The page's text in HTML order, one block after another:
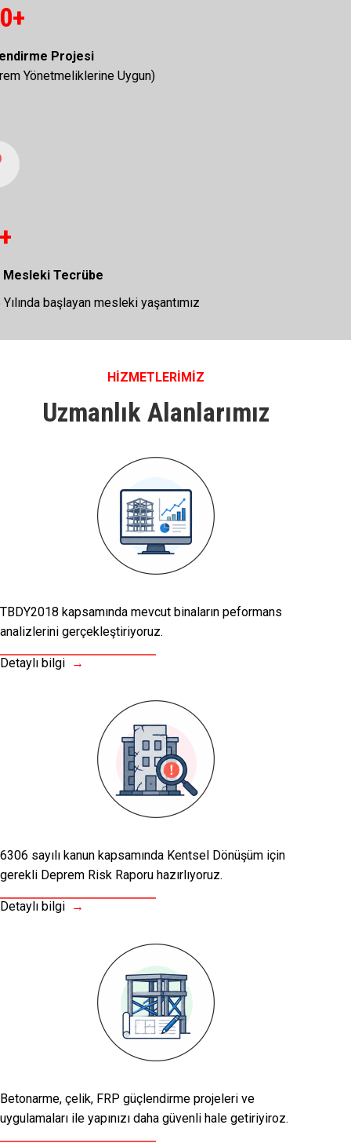
Projesi
Yönetmeliklerine Uygun)
Mesleki Tecrübe
başlayan mesleki yaşantımız
HİZMETLERİMİZ
Uzmanlık Alanlarımız
TBDY2018 kapsamında mevcut binaların peformans
analizlerini gerçekleştiriyoruz.
Detaylı bilgi →
6306 sayılı kanun kapsamında Kentsel Dönüşüm için
gerekli Deprem Risk Raporu hazırlıyoruz.
Detaylı bilgi →
Betonarme, çelik, FRP güçlendirme projeleri ve
uygulamaları ile yapınızı daha güvenli hale getiriyiroz.